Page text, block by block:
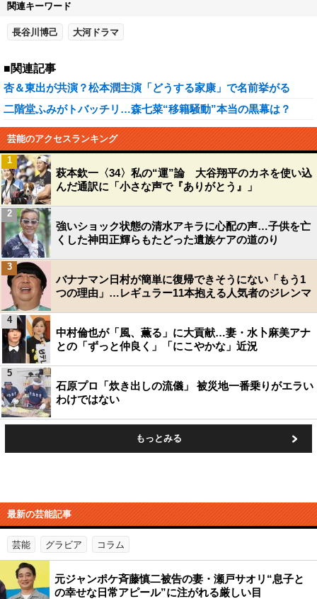
関連キーワード
長谷川博己 大河ドラマ
■関連記事
杏＆東出が共演？松本潤主演「どうする家康」で名前挙がる
二階堂ふみがトバッチリ…森七菜“移籍騒動”本当の黒幕は？
芸能のアクセスランキング
萩本欽一〈34〉私の“運”論 大谷翔平のカネを使い込
んだ通訳に「小さな声で『ありがとう』」
1
強いショック状態の清水アキラに心配の声…子供を亡
くした神田正輝らもたどった遺族ケアの道のり
2
バナナマン日村が簡単に復帰できそうにない「もう1
つの理由」…レギュラー11本抱える人気者のジレンマ
3
中村倫也が「風、薫る」に大貢献…妻・水卜麻美アナ
との「ずっと仲良く」「にこやかな」近況
4
石原プロ「炊き出しの流儀」 被災地一番乗りがエラい
わけではない
5
もっとみる
最新の芸能記事
芸能 グラビア コラム
元ジャンポケ斉藤慎二被告の妻・瀬戸サオリ“息子と
の幸せな日常アピール”に注がれる厳しい目